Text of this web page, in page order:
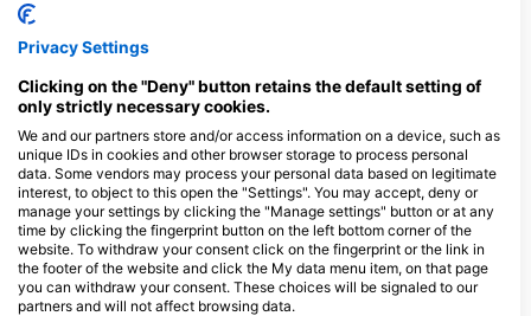
Merülőközpontok, amelyek ezt a
merülőhelyet kínálják
LA TORTUE DIVE CENTER
Masaplod Norte, dauin, 6217 Dauin,
Negros - FÜlÖp-szigetek
Silver Reef Dive Resort Dauin,
Silver Reef Dive Resort
KM 21 National Highway, 6217
Dauin, Negros - FÜlÖp-szigetek
Apo Scuba Diving
Poblacion District 1, 6217
Dauin, Negros - FÜlÖp-
Privacy Settings
Clicking on the "Deny" button retains the default setting of
only strictly necessary cookies.
We and our partners store and/or access information on a device, such as
unique IDs in cookies and other browser storage to process personal
data. Some vendors may process your personal data based on legitimate
interest, to object to this open the "Settings". You may accept, deny or
manage your settings by clicking the "Manage settings" button or at any
time by clicking the fingerprint button on the left bottom corner of the
website. To withdraw your consent click on the fingerprint or the link in
the footer of the website and click the My data menu item, on that page
you can withdraw your consent. These choices will be signaled to our
partners and will not affect browsing data.